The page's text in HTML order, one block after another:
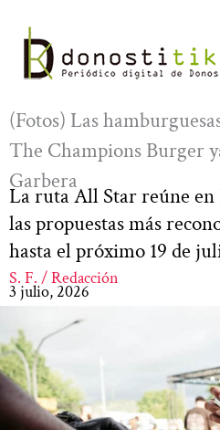
contenido
(Fotos) Las
The Champions Burger
Garbera
La ruta All Star reúne en
las propuestas más
hasta el próximo 19 de
S. F. / Redacción
3 julio, 2026